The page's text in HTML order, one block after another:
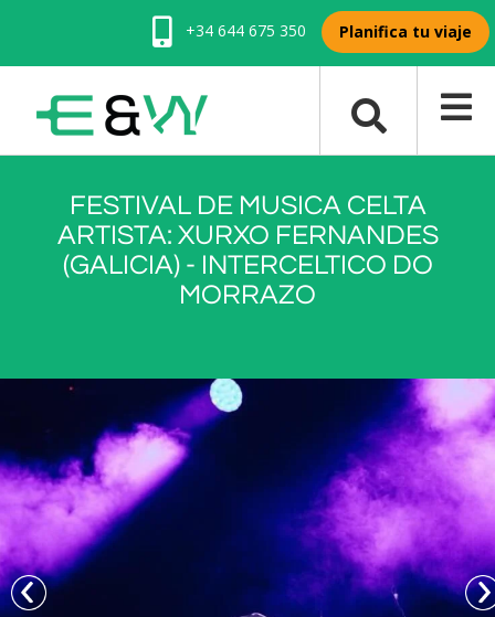
+34 644 675 350 Planifica tu viaje
FESTIVAL DE MUSICA CELTA
ARTISTA: XURXO FERNANDES
(GALICIA) - INTERCELTICO DO
MORRAZO